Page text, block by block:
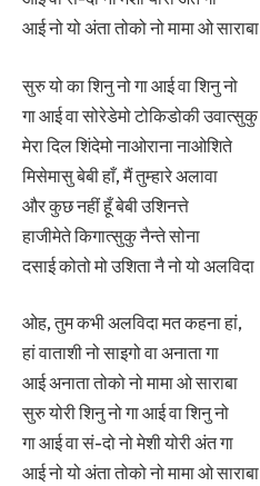
आई नो यो अंता तोको नो मामा ओ साराबा
सुरु यो का शिनु नो गा आई वा शिनु नो
गा आई वा सोरेडेमो टोकिडोकी उवात्सुकु
मेरा दिल शिंदेमो नाओराना नाओशिते
मिसेमासु बेबी हाँ, मैं तुम्हारे अलावा
और कुछ नहीं हूँ बेबी उशिनत्ते
हाजीमेते किगात्सुकु नैन्ते सोना
दसाई कोतो मो उशिता नै नो यो अलविदा
ओह, तुम कभी अलविदा मत कहना हां,
हां वाताशी नो साइगो वा अनाता गा
आई अनाता तोको नो मामा ओ साराबा
सुरु योरी शिनु नो गा आई वा शिनु नो
गा आई वा सं-दो नो मेशी योरी अंत गा
आई नो यो अंता तोको नो मामा ओ साराबा